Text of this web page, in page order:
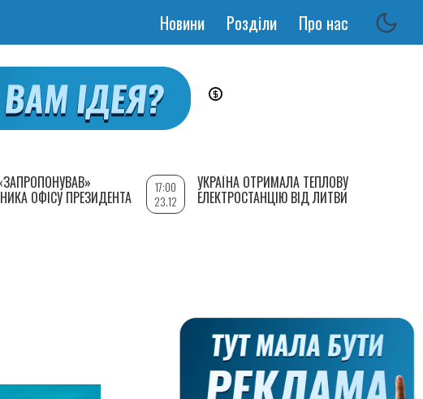
Основная
Новини Розділи Про нас
ОФІСУ ПРЕЗИДЕНТА
17:00
23.12
УКРАЇНА ОТРИМАЛА ТЕПЛОВУ
ЕЛЕКТРОСТАНЦІЮ ВІД ЛИТВИ